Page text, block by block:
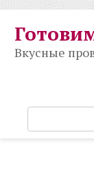
контенту
Вкусные
о